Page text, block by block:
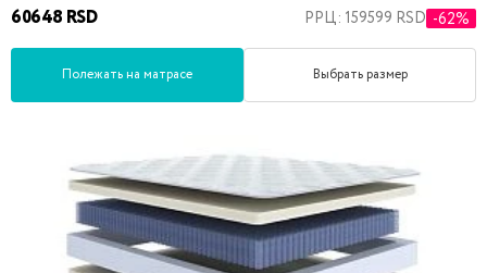
60648 RSD РРЦ: 159599 RSD -62%
Полежать на матрасе Выбрать размер